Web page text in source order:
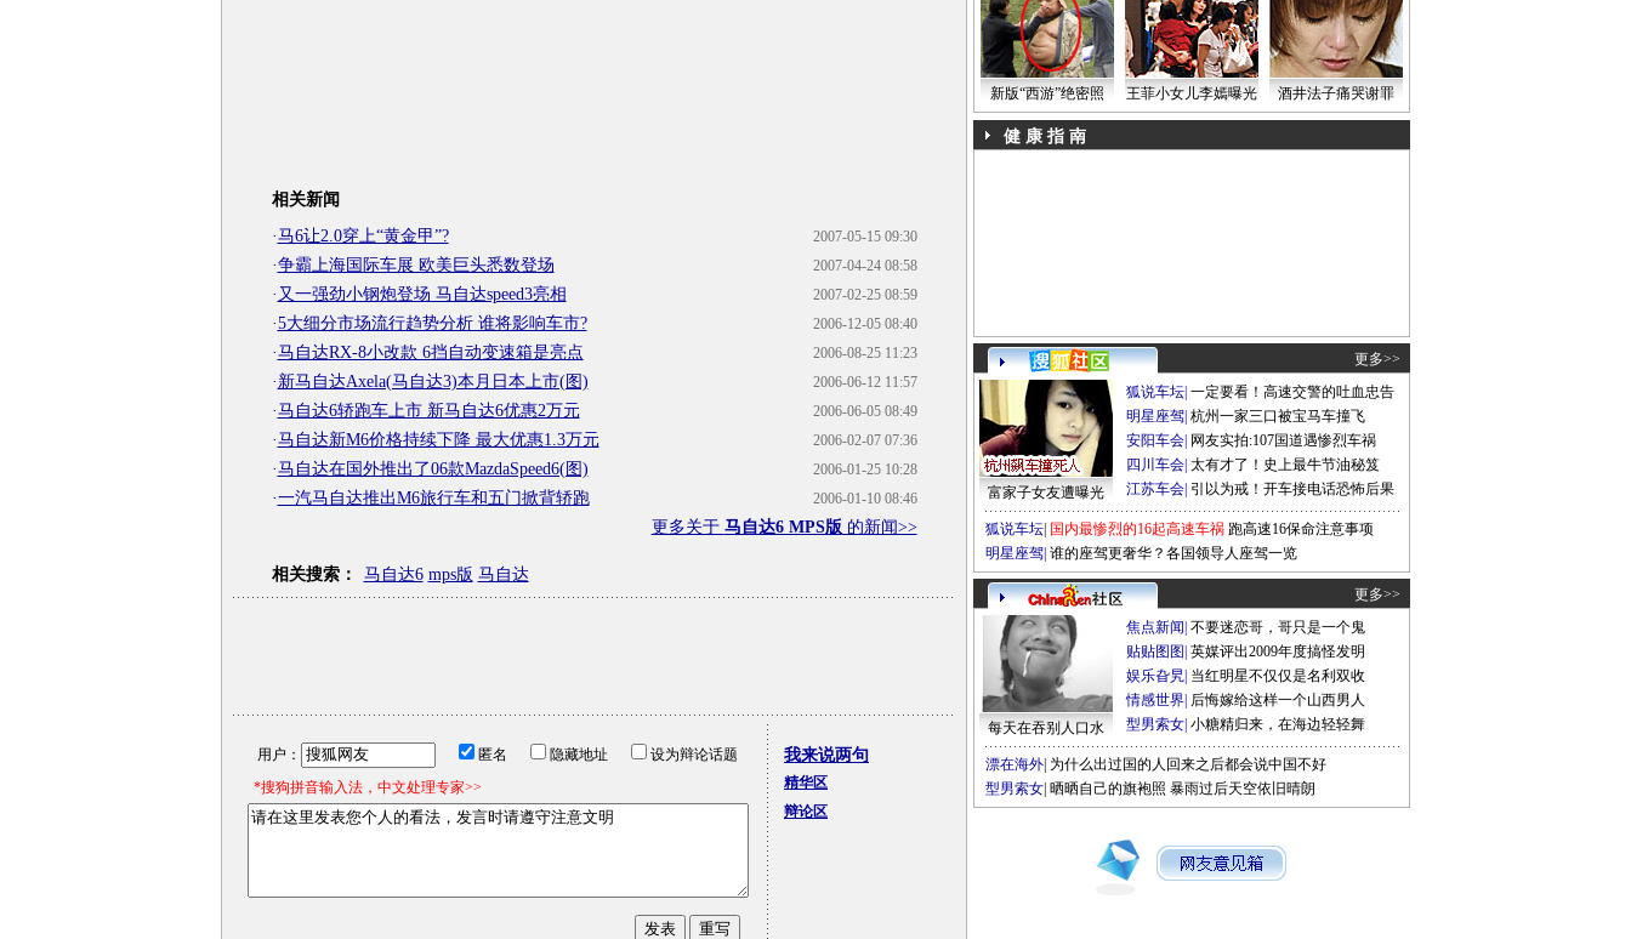
相关新闻
2007-05-15 09:30
·马6让2.0穿上“黄金甲”?
2007-04-24 08:58
·争霸上海国际车展 欧美巨头悉数登场
2007-02-25 08:59
· 又一强劲小钢炮登场 马自达speed3亮相
2006-12-05 08:40
·5大细分市场流行趋势分析 谁将影响车市?
2006-08-25 11:23
·马自达RX-8小改款 6挡自动变速箱是亮点
2006-06-12 11:57
· 新马自达Axela(马自达3)本月日本上市(图)
2006-06-05 08:49
·马自达6轿跑车上市 新马自达6优惠2万元
2006-02-07 07:36
·马自达新M6价格持续下降 最大优惠1.3万元
2006-01-25 10:28
·马自达在国外推出了06款MazdaSpeed6(图)
2006-01-10 08:46
·一汽马自达推出M6旅行车和五门掀背轿跑
更多关于 马自达6 MPS版 的新闻>>
相关搜索： 马自达6 mps版 马自达
用户： 匿名 隐藏地址
设为辩论话题
*搜狗拼音输入法，中文处理专家>>
我来说两句
精华区
辩论区
新版“西游”绝密照 王菲小女儿李嫣曝光 酒井法子痛哭谢罪
健 康 指 南
更多>>
富家子女友遭曝光
狐说车坛 一定要看！高速交警的吐血忠告
明星座驾 杭州一家三口被宝马车撞飞
安阳车会 网友实拍:107国道遇惨烈车祸
四川车会 太有才了！史上最牛节油秘笈
江苏车会 引以为戒！开车接电话恐怖后果
狐说车坛 国内最惨烈的16起高速车祸 跑高速16保命注意事项
明星座驾 谁的座驾更奢华？各国领导人座驾一览
更多>>
每天在吞别人口水
焦点新闻 不要迷恋哥，哥只是一个鬼
贴贴图图 英媒评出2009年度搞怪发明
娱乐旮旯 当红明星不仅仅是名利双收
情感世界 后悔嫁给这样一个山西男人
型男索女 小糖精归来，在海边轻轻舞
漂在海外 为什么出过国的人回来之后都会说中国不好
型男索女 晒晒自己的旗袍照 暴雨过后天空依旧晴朗